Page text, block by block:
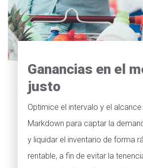
Ganancias en el
justo
Optimice el intervalo y el alcance
Markdown para captar la
y liquidar el inventario de forma
rentable, a fin de evitar la